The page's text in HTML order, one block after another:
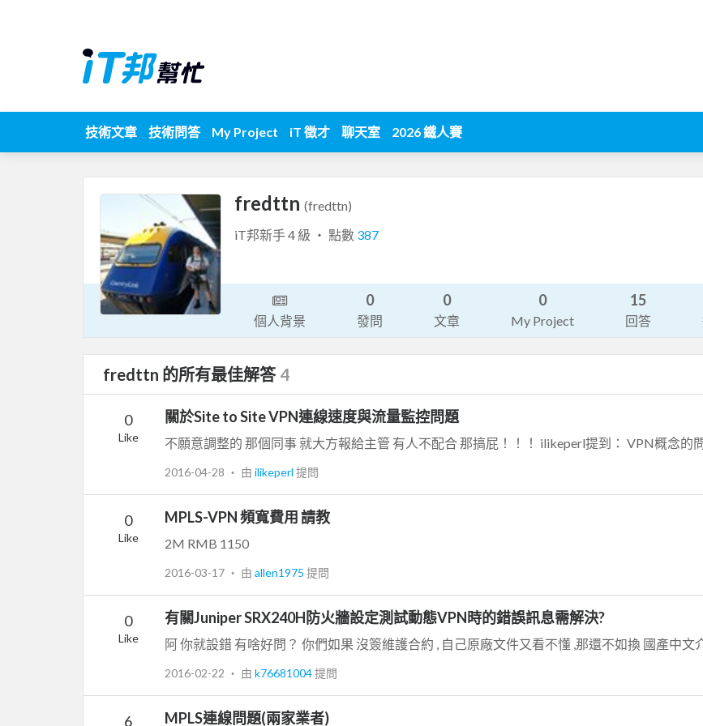
技術文章 技術問答 My Project iT 徵才 聊天室 2026 鐵人賽
fredttn (fredttn)
iT邦新手 4 級 ‧ 點數 387
個人背景
0
發問
0
文章
0
My Project
15
回答
fredttn 的所有最佳解答 4
0
Like
關於Site to Site VPN連線速度與流量監控問題
2016-04-28 ‧ 由 ilikeperl 提問
0
Like
MPLS-VPN 頻寬費用 請教
2M RMB 1150
2016-03-17 ‧ 由 allen1975 提問
0
Like
有關Juniper SRX240H防火牆設定測試動態VPN時的錯誤訊息需解決?
2016-02-22 ‧ 由 k76681004提問
6 MPLS連線問題(兩家業者)